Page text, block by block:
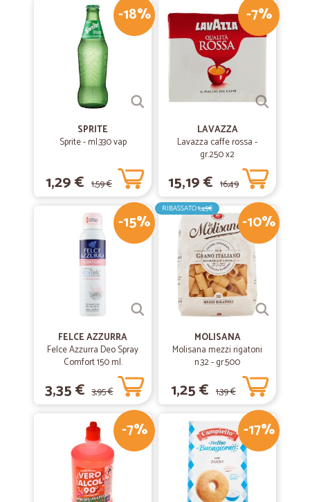
-18%
SPRITE
Sprite - ml.330 vap
1,29 € 1,59 €
-7%
LAVAZZA
Lavazza caffe rossa -
gr.250 x2
15,19 € 16,49
€
-15%
FELCE AZZURRA
Felce Azzurra Deo Spray
Comfort 150 ml.
3,35 € 3,95 €
-10%
RIBASSATO1,45€
MOLISANA
Molisana mezzi rigatoni
n.32 - gr.500
1,25 € 1,39 €
-7% -17%